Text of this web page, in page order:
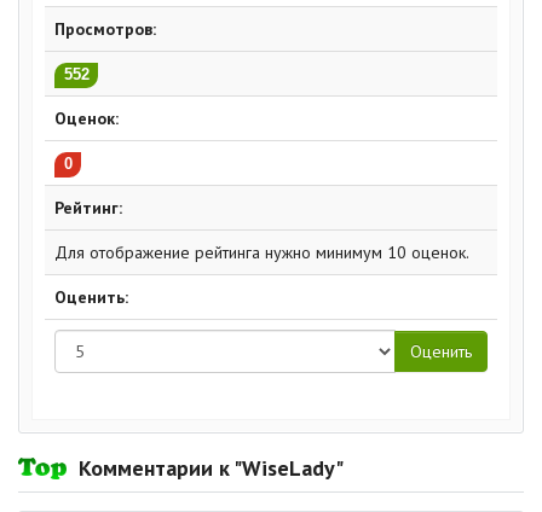
Просмотров:
552
Оценок:
0
Рейтинг:
Для отображение рейтинга нужно минимум 10 оценок.
Оценить:
Комментарии к "WiseLady"